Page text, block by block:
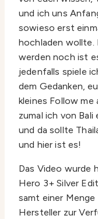
und ich uns
sowieso erst
hochladen wollte.
werden noch ist
jedenfalls spiele
dem Gedanken,
kleines Follow me
zumal ich von
und da sollte
und hier ist es!
Das Video wurde
Hero 3+ Silver
samt einer
Hersteller zur